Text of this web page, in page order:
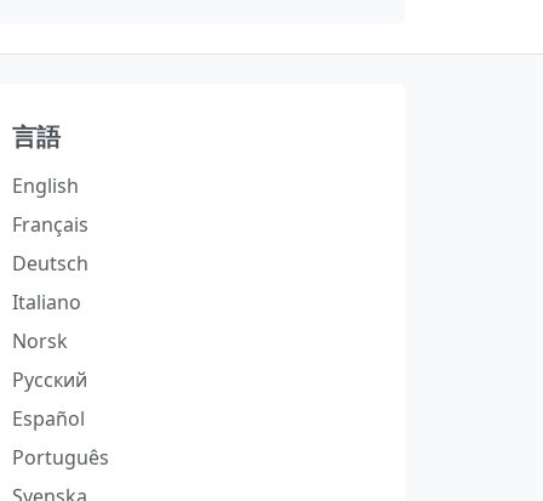
言語
English
Français
Deutsch
Italiano
Norsk
Русский
Español
Português